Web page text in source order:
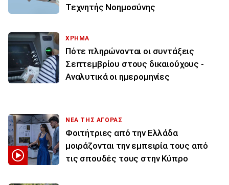
Τεχνητής Νοημοσύνης
ΧΡΗΜΑ
Πότε πληρώνονται οι συντάξεις
Σεπτεμβρίου στους δικαιούχους -
Αναλυτικά οι ημερομηνίες
ΝΕΑ ΤΗΣ ΑΓΟΡΑΣ
Φοιτήτριες από την Ελλάδα
μοιράζονται την εμπειρία τους από
τις σπουδές τους στην Κύπρο